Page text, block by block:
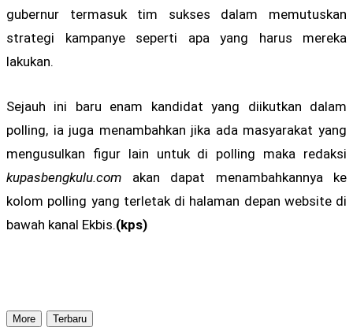
gubernur termasuk tim sukses dalam memutuskan
strategi kampanye seperti apa yang harus mereka
lakukan.
Sejauh ini baru enam kandidat yang diikutkan dalam
polling, ia juga menambahkan jika ada masyarakat yang
mengusulkan figur lain untuk di polling maka redaksi
kupasbengkulu.com akan dapat menambahkannya ke
kolom polling yang terletak di halaman depan website di
bawah kanal Ekbis.(kps)
More Terbaru